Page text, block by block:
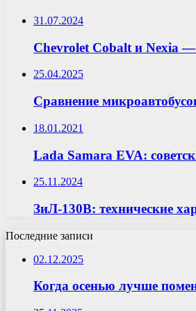
31.07.2024
Chevrolet Cobalt и Nexia —
25.04.2025
Сравнение
18.01.2021
Lada Samara EVA:
25.11.2024
ЗиЛ-130В: технические
Последние записи
02.12.2025
Когда осенью лучше